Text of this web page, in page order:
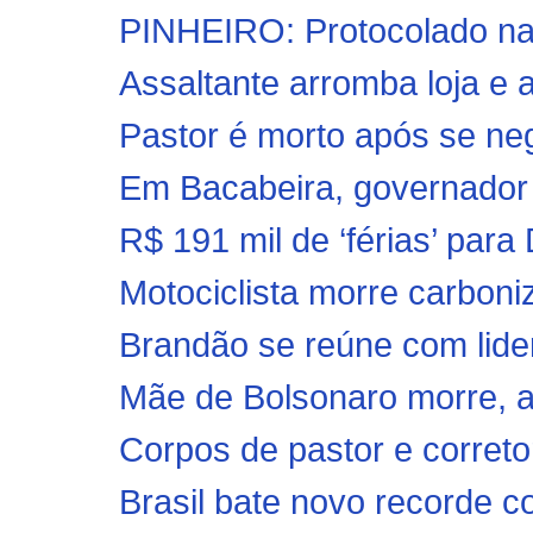
PINHEIRO: Protocolado
Assaltante arromba loja e
Pastor é morto após se
Em Bacabeira,
R$ 191 mil de ‘férias’
Motociclista morre
Brandão se reúne com
Mãe de Bolsonaro morre,
Corpos de pastor e
Brasil bate novo recorde